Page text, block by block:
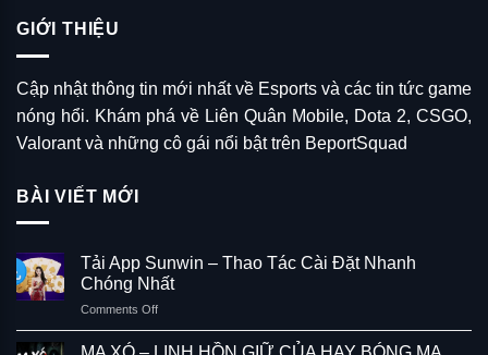
GIỚI THIỆU
Cập nhật thông tin mới nhất về Esports và các tin tức game
nóng hổi. Khám phá về Liên Quân Mobile, Dota 2, CSGO,
Valorant và những cô gái nổi bật trên BeportSquad
BÀI VIẾT MỚI
Tải App Sunwin – Thao Tác Cài Đặt Nhanh
Chóng Nhất
Comments Offon
App